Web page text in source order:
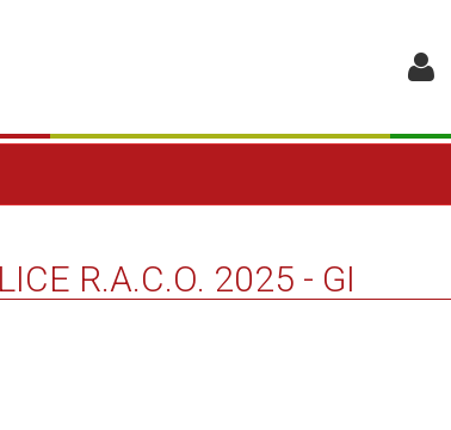
R.A.C.O. 2025 - GI